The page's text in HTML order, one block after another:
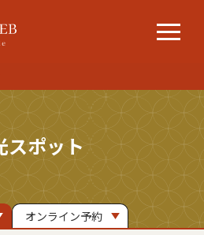
スポット
オンライン予約